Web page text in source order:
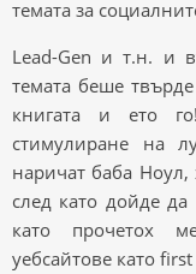
темата за
Lead-Gen и т.н. и
темата беше
книгата и ето
стимулиране на
наричат ​​баба
след като дойде
като прочетох
уебсайтове като